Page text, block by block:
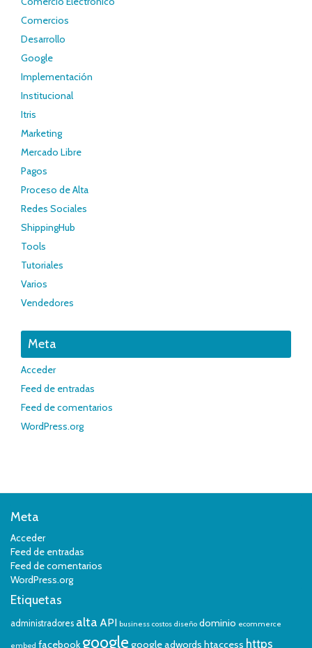
Comercios
Desarrollo
Google
Implementación
Institucional
Itris
Marketing
Mercado Libre
Pagos
Proceso de Alta
Redes Sociales
ShippingHub
Tools
Tutoriales
Varios
Vendedores
Meta
Acceder
Feed de entradas
Feed de comentarios
WordPress.org
Meta
Acceder
Feed de entradas
Feed de comentarios
WordPress.org
Etiquetas
administradores alta API business costos diseño dominio ecommerce
embed facebook google google adwords htaccess https